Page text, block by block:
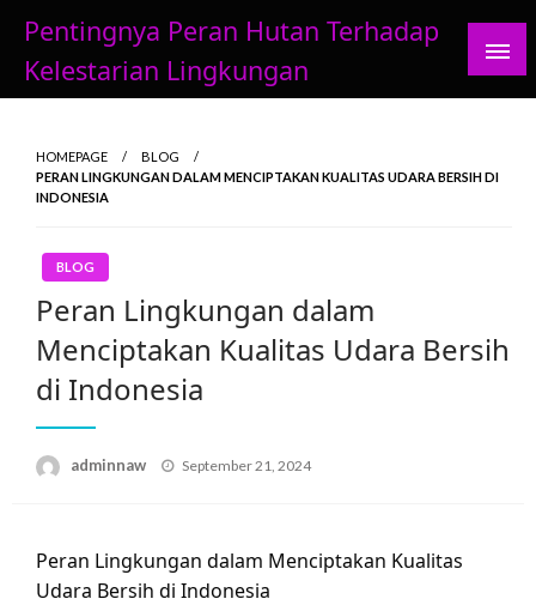
content
Pentingnya Peran Hutan Terhadap
Kelestarian Lingkungan
HOMEPAGE
BLOG
PERAN LINGKUNGAN DALAM MENCIPTAKAN KUALITAS UDARA BERSIH DI
INDONESIA
BLOG
Peran Lingkungan dalam
Menciptakan Kualitas Udara Bersih
di Indonesia
adminnaw
Posted
September 21, 2024
Peran Lingkungan dalam Menciptakan Kualitas
Udara Bersih di Indonesia